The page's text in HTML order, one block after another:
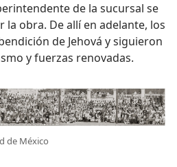
de la sucursal se
la obra. De allí en adelante, los
de Jehová y siguieron
y fuerzas renovadas.
de México